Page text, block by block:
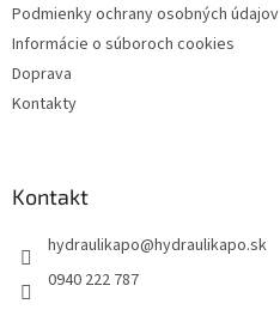
Podmienky ochrany osobných údajov
Informácie o súboroch cookies
Doprava
Kontakty
Kontakt
hydraulikapo@hydraulikapo.sk
0940 222 787